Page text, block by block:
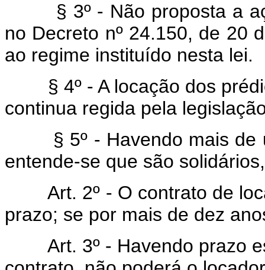
§ 3º - Não proposta a
no Decreto nº 24.150, de 20
ao regime instituído nesta lei.
§ 4º - A locação dos
continua regida pela
§ 5º - Havendo mais de
entende-se que são
Art. 2º - O contrato de
prazo; se por mais de dez
Art. 3º - Havendo prazo